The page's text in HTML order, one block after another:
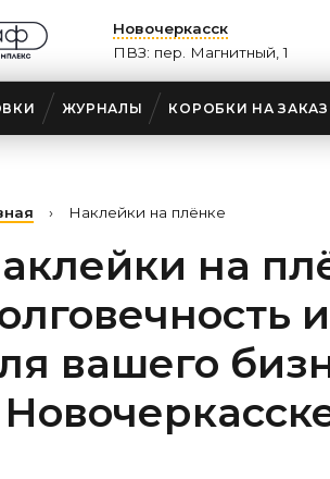
Новочеркасск
ПВЗ: пер. Магнитный, 1
ЖУРНАЛЫ КОРОБКИ НА ЗАКАЗ
› Наклейки на плёнке
на
вашего